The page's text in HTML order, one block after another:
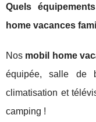
Quels
home vacances
Nos mobil home
équipée, salle de
climatisation et
camping !